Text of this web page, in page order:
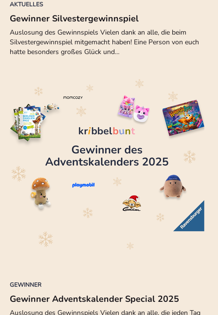
AKTUELLES
Gewinner Silvestergewinnspiel
Auslosung des Gewinnspiels Vielen dank an alle, die beim
Silvestergewinnspiel mitgemacht haben! Eine Person von euch
hatte besonders großes Glück und…
GEWINNER
Gewinner Adventskalender Special 2025
Auslosung des Gewinnspiels Vielen dank an alle, die jeden Tag